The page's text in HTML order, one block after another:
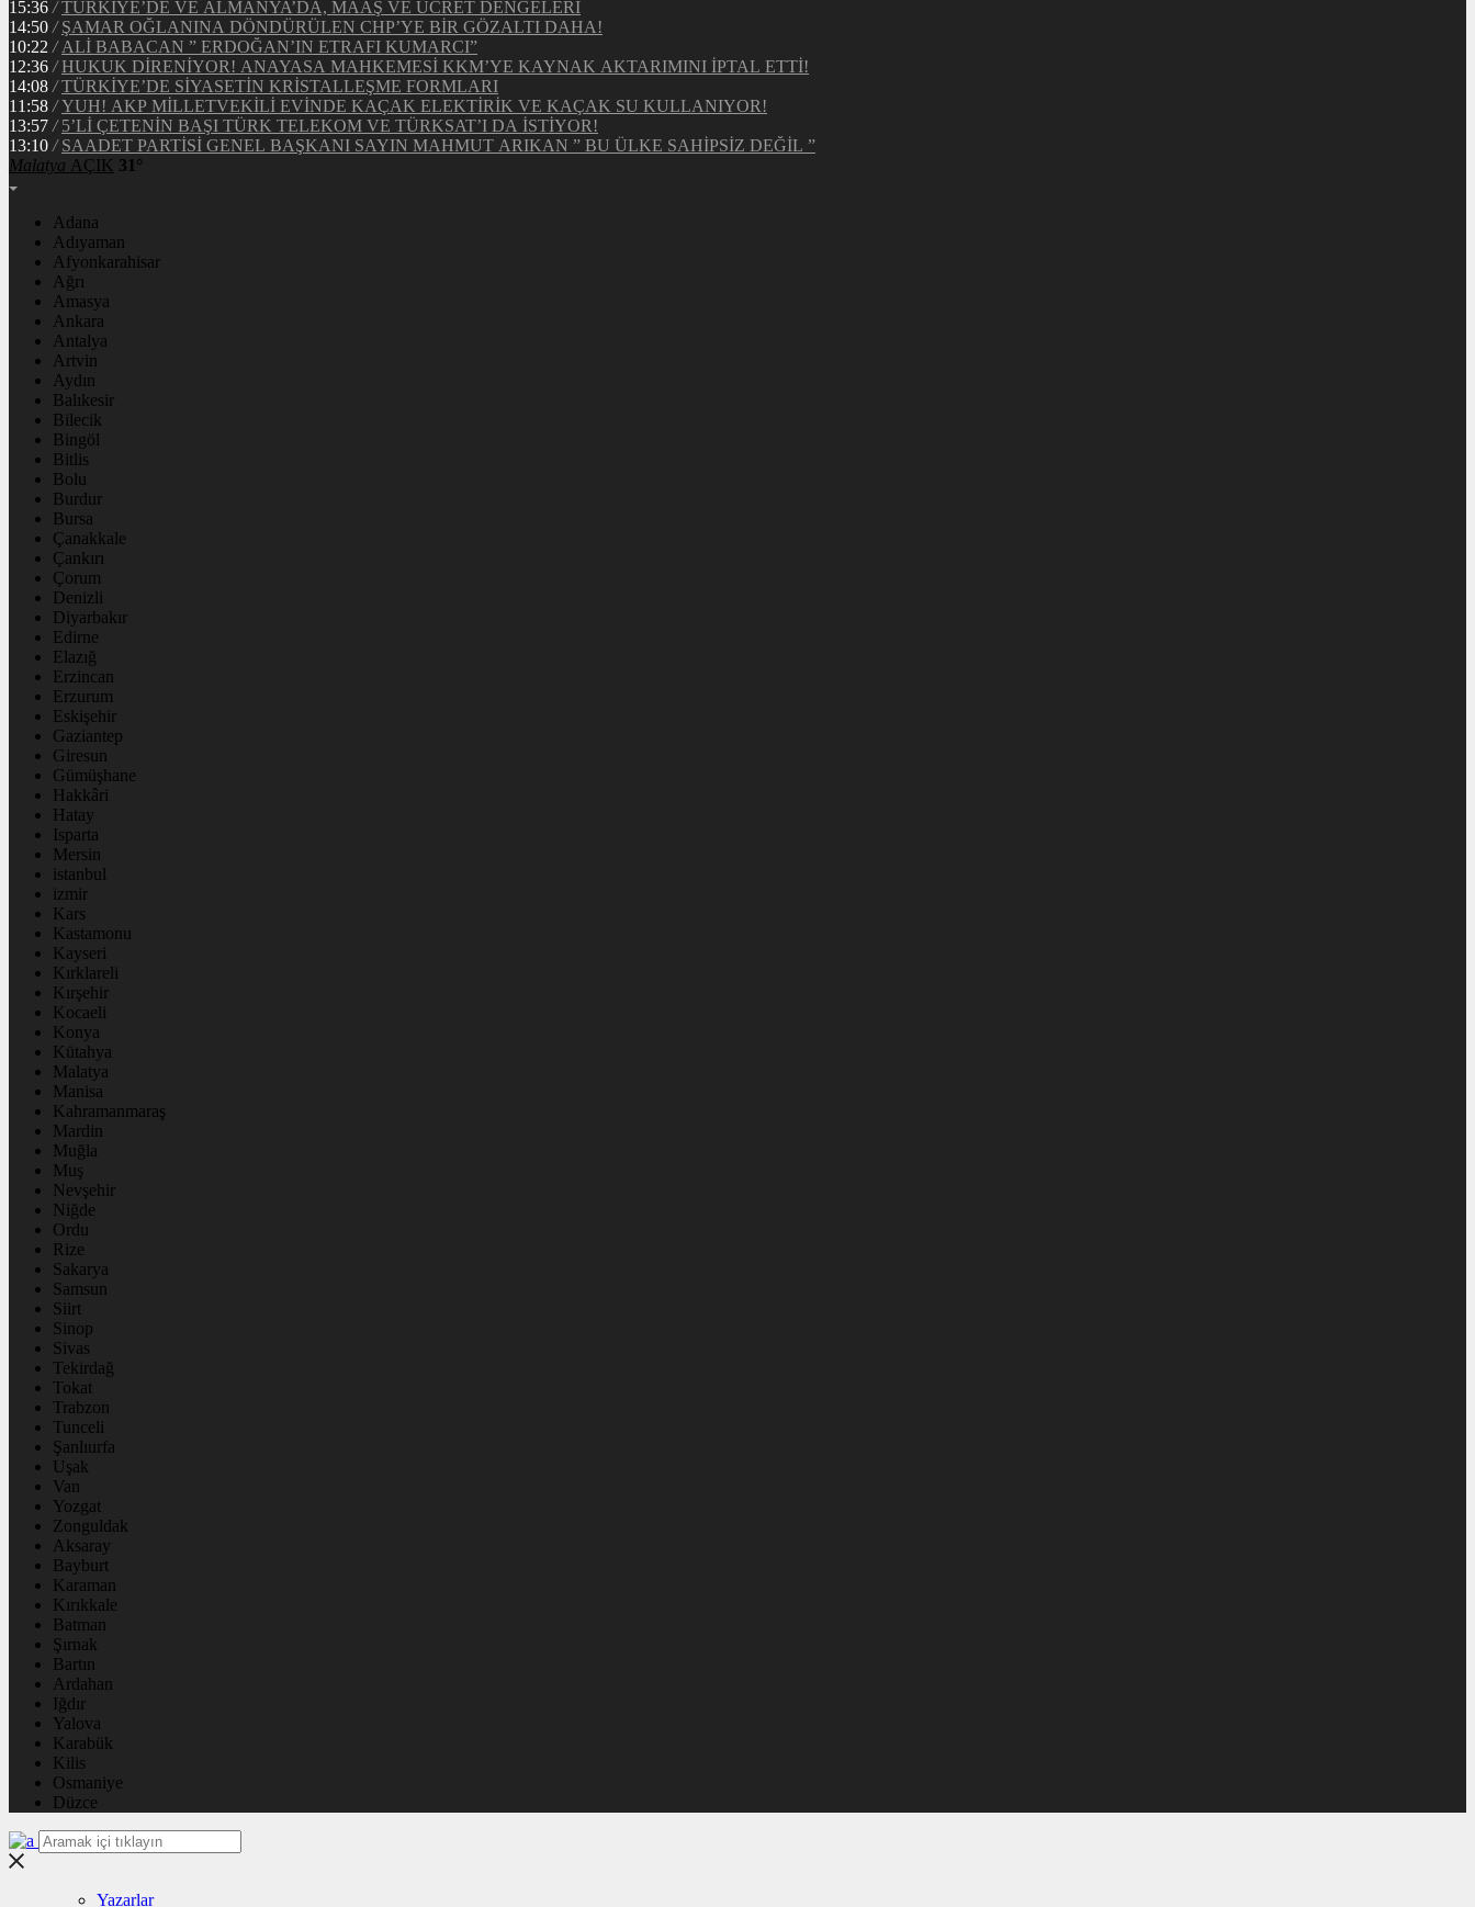
15:36 / TÜRKİYE’DE VE ALMANYA’DA, MAAŞ VE ÜCRET DENGELERİ
14:50 / ŞAMAR OĞLANINA DÖNDÜRÜLEN CHP’YE BİR GÖZALTI DAHA!
10:22 / ALİ BABACAN ” ERDOĞAN’IN ETRAFI KUMARCI”
12:36 / HUKUK DİRENİYOR! ANAYASA MAHKEMESİ KKM’YE KAYNAK AKTARIMINI İPTAL ETTİ!
14:08 / TÜRKİYE’DE SİYASETİN KRİSTALLEŞME FORMLARI
11:58 / YUH! AKP MİLLETVEKİLİ EVİNDE KAÇAK ELEKTİRİK VE KAÇAK SU KULLANIYOR!
13:57 / 5’Lİ ÇETENİN BAŞI TÜRK TELEKOM VE TÜRKSAT’I DA İSTİYOR!
13:10 / SAADET PARTİSİ GENEL BAŞKANI SAYIN MAHMUT ARIKAN ” BU ÜLKE SAHİPSİZ DEĞİL ”
Malatya AÇIK 31°
Adana
Adıyaman
Afyonkarahisar
Ağrı
Amasya
Ankara
Antalya
Artvin
Aydın
Balıkesir
Bilecik
Bingöl
Bitlis
Bolu
Burdur
Bursa
Çanakkale
Çankırı
Çorum
Denizli
Diyarbakır
Edirne
Elazığ
Erzincan
Erzurum
Eskişehir
Gaziantep
Giresun
Gümüşhane
Hakkâri
Hatay
Isparta
Mersin
istanbul
izmir
Kars
Kastamonu
Kayseri
Kırklareli
Kırşehir
Kocaeli
Konya
Kütahya
Malatya
Manisa
Kahramanmaraş
Mardin
Muğla
Muş
Nevşehir
Niğde
Ordu
Rize
Sakarya
Samsun
Siirt
Sinop
Sivas
Tekirdağ
Tokat
Trabzon
Tunceli
Şanlıurfa
Uşak
Van
Yozgat
Zonguldak
Aksaray
Bayburt
Karaman
Kırıkkale
Batman
Şırnak
Bartın
Ardahan
Iğdır
Yalova
Karabük
Kilis
Osmaniye
Düzce
Yazarlar